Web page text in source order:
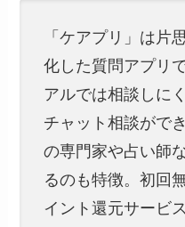
「ケアプリ」は片
化した質問アプリ
アルでは相談しに
チャット相談がで
の専門家や占い師
るのも特徴。初回
イント還元サービ